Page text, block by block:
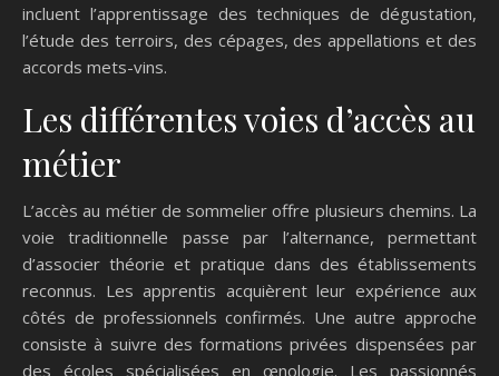
incluent l’apprentissage des techniques de dégustation,
l’étude des terroirs, des cépages, des appellations et des
accords mets-vins.
Les différentes voies d’accès au
métier
L’accès au métier de sommelier offre plusieurs chemins. La
voie traditionnelle passe par l’alternance, permettant
d’associer théorie et pratique dans des établissements
reconnus. Les apprentis acquièrent leur expérience aux
côtés de professionnels confirmés. Une autre approche
consiste à suivre des formations privées dispensées par
des écoles spécialisées en œnologie. Les passionnés